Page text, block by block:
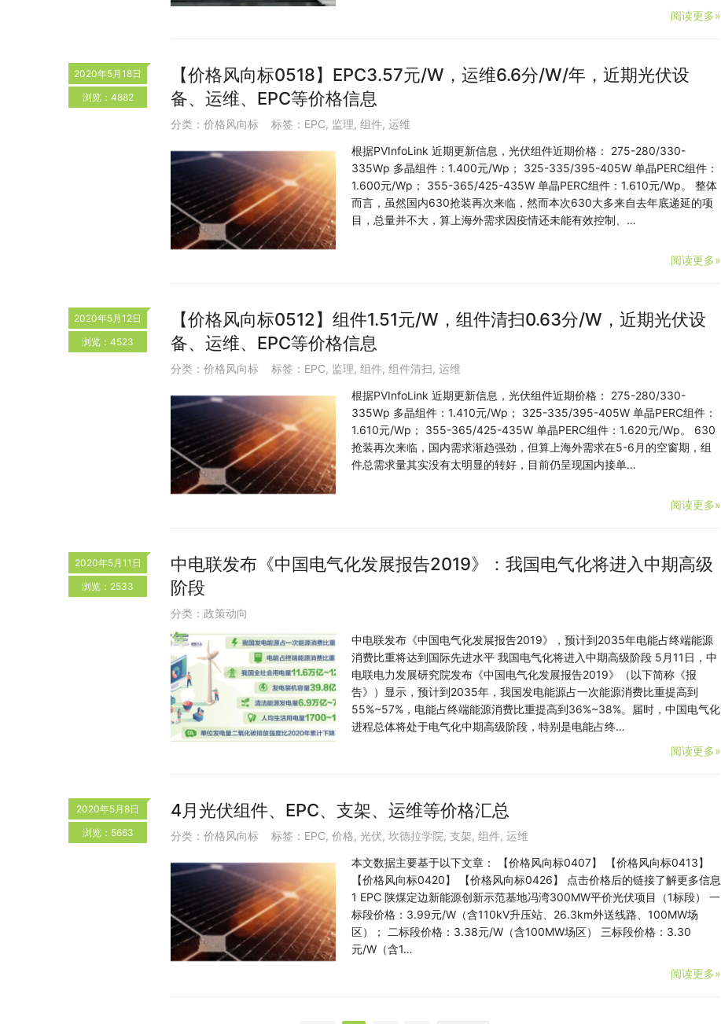
阅读更多»
2020年5月18日
浏览：4882
【价格风向标0518】EPC3.57元/W，运维6.6分/W/年，近期光伏设
备、运维、EPC等价格信息
分类： 价格风向标 标签： EPC, 监理, 组件, 运维
根据PVInfoLink 近期更新信息，光伏组件近期价格： 275-280/330-
335Wp 多晶组件：1.400元/Wp； 325-335/395-405W 单晶PERC组件：
1.600元/Wp； 355-365/425-435W 单晶PERC组件：1.610元/Wp。 整体
而言，虽然国内630抢装再次来临，然而本次630大多来自去年底递延的项
目，总量并不大，算上海外需求因疫情还未能有效控制、…
阅读更多»
2020年5月12日
浏览：4523
【价格风向标0512】组件1.51元/W，组件清扫0.63分/W，近期光伏设
备、运维、EPC等价格信息
分类： 价格风向标 标签： EPC, 监理, 组件, 组件清扫, 运维
根据PVInfoLink 近期更新信息，光伏组件近期价格： 275-280/330-
335Wp 多晶组件：1.410元/Wp； 325-335/395-405W 单晶PERC组件：
1.610元/Wp； 355-365/425-435W 单晶PERC组件：1.620元/Wp。 630
抢装再次来临，国内需求渐趋强劲，但算上海外需求在5-6月的空窗期，组
件总需求量其实没有太明显的转好，目前仍呈现国内接单…
阅读更多»
2020年5月11日
浏览：2533
中电联发布《中国电气化发展报告2019》：我国电气化将进入中期高级
阶段
分类： 政策动向
中电联发布《中国电气化发展报告2019》，预计到2035年电能占终端能源
消费比重将达到国际先进水平 我国电气化将进入中期高级阶段 5月11日，中
电联电力发展研究院发布《中国电气化发展报告2019》（以下简称《报
告》）显示，预计到2035年，我国发电能源占一次能源消费比重提高到
55%~57%，电能占终端能源消费比重提高到36%~38%。届时，中国电气化
进程总体将处于电气化中期高级阶段，特别是电能占终…
阅读更多»
2020年5月8日
浏览：5663
4月光伏组件、EPC、支架、运维等价格汇总
分类： 价格风向标 标签： EPC, 价格, 光伏, 坎德拉学院, 支架, 组件, 运维
本文数据主要基于以下文章： 【价格风向标0407】 【价格风向标0413】
【价格风向标0420】 【价格风向标0426】 点击价格后的链接了解更多信息
1 EPC 陕煤定边新能源创新示范基地冯湾300MW平价光伏项目（1标段） 一
标段价格：3.99元/W（含110kV升压站、26.3km外送线路、100MW场
区）； 二标段价格：3.38元/W（含100MW场区） 三标段价格：3.30
元/W（含1…
阅读更多»